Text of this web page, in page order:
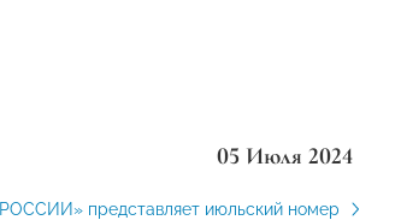
05 Июля 2024
представляет июльский номер